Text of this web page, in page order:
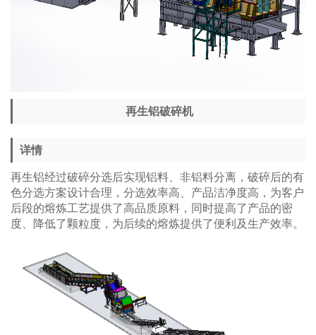
再生铝破碎机
详情
再生铝经过破碎分选后实现铝料、非铝料分离，破碎后的有
色分选方案设计合理，分选效率高、产品洁净度高，为客户
后段的熔炼工艺提供了高品质原料，同时提高了产品的密
度、降低了颗粒度，为后续的熔炼提供了便利及生产效率。